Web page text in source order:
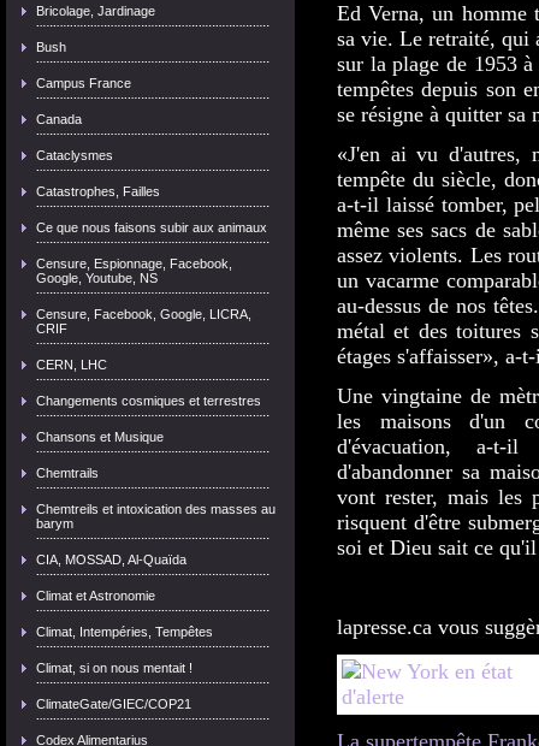
Bricolage, Jardinage
Bush
Campus France
Canada
Cataclysmes
Catastrophes, Failles
Ce que nous faisons subir aux animaux
Censure, Espionnage, Facebook,
Google, Youtube, NS
Censure, Facebook, Google, LICRA,
CRIF
CERN, LHC
Changements cosmiques et terrestres
Chansons et Musique
Chemtrails
Chemtreils et intoxication des masses au
barym
CIA, MOSSAD, Al-Quaïda
Climat et Astronomie
Climat, Intempéries, Tempêtes
Climat, si on nous mentait !
ClimateGate/GIEC/COP21
Codex Alimentarius
Ed Verna, un homme
sa vie. Le retraité, qui
sur la plage de 1953
tempêtes depuis son
se résigne à quitter sa
«J'en ai vu d'autres,
tempête du siècle,
a-t-il laissé tomber,
même ses sacs de
assez violents. Les
un vacarme
au-dessus de nos
métal et des toitures
étages s'affaisser», a-
Une vingtaine de
les maisons d'un
d'évacuation, a-
d'abandonner sa
vont rester, mais les
risquent d'être
soi et Dieu sait ce
lapresse.ca vous